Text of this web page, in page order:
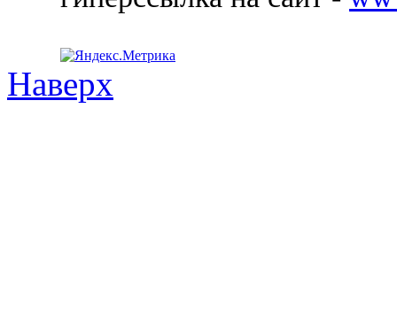
Наверх